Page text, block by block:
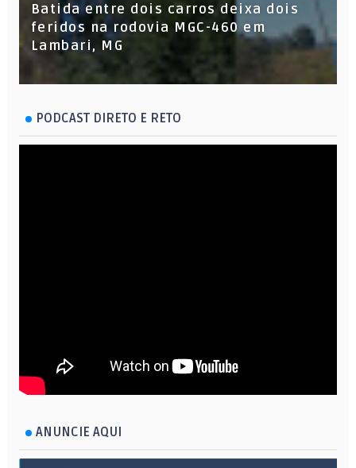
Batida entre dois carros deixa dois
feridos na rodovia MGC-460 em
Lambari, MG
PODCAST DIRETO E RETO
ANUNCIE AQUI